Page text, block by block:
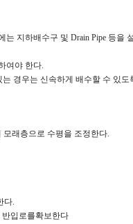
지하배수구 및 Drain Pipe 등을
여야 한다.
경우는 신속하게 배수할 수 있도
모래층으로 수평을 조정한다.
다.
반입로를확보한다